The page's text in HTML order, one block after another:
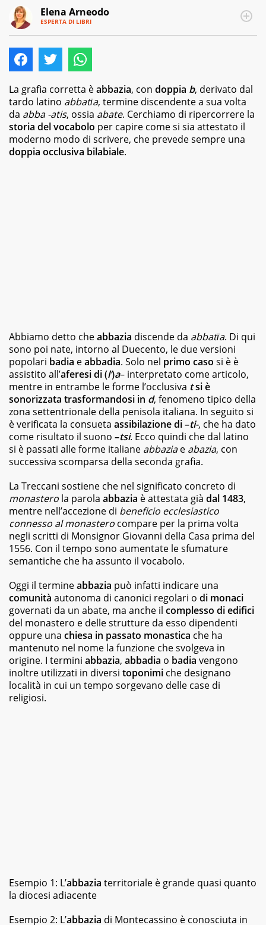
Elena Arneodo
ESPERTA DI LIBRI
MAIL
autrice,
editor
copywriter
per
editrici,
magazine
e
siti
romanzi
della
letteratura
classica
ai
best
seller,
dagli
albi
illustrati
per
bambini
graphic
novel,
fino
ai
ricettari
e
ai
fotografici.
La grafia corretta èabbazia, con doppia b, derivato dal
tardo latino abbatīa, termine discendente a sua volta
da abba -atis, ossia abate. Cerchiamo di ripercorrere la
storia del vocabolo per capire come si sia attestato il
moderno modo di scrivere, che prevede sempre una
doppia occlusiva bilabiale.
Abbiamo detto cheabbazia discende da abbatīa. Di qui
sono poi nate, intorno al Duecento, le due versioni
popolari badia eabbadia. Solo nel primo caso si è è
assistito all’aferesi di (l’)a– interpretato come articolo,
mentre in entrambe le forme l’occlusiva tsi è
sonorizzata trasformandosi in d, fenomeno tipico della
zona settentrionale della penisola italiana. In seguito si
è verificata la consueta assibilazione di –ti-, che ha dato
come risultato il suono –tsi. Ecco quindi che dal latino
si è passati alle forme italiane abbaziae abazia, con
successiva scomparsa della seconda grafia.
La Treccani sostiene che nel significato concreto di
monastero la parola abbazia è attestata già dal 1483,
mentre nell’accezione di beneficio ecclesiastico
connesso al monastero compare per la prima volta
negli scritti di Monsignor Giovanni della Casa prima del
1556. Con il tempo sono aumentate le sfumature
semantiche che ha assunto il vocabolo.
Oggi il termineabbazia può infatti indicare una
comunità autonoma di canonici regolari o di monaci
governati da un abate, ma anche il complesso di edifici
del monastero e delle strutture da esso dipendenti
oppure una chiesa in passato monastica che ha
mantenuto nel nome la funzione che svolgeva in
origine. I termini abbazia, abbadia o badia vengono
inoltre utilizzati in diversi toponimi che designano
località in cui un tempo sorgevano delle case di
religiosi.
Esempio 1: L’abbazia territoriale è grande quasi quanto
la diocesi adiacente
Esempio 2: L’abbazia di Montecassino è conosciuta in